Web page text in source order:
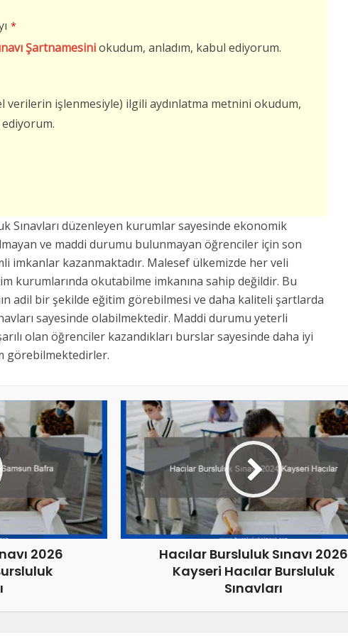
*
Şartnamesiniokudum, anladım, kabul ediyorum.
verilerin işlenmesiyle) ilgili aydınlatma metnini okudum,
Sınavları düzenleyen kurumlar sayesinde ekonomik
ve maddi durumu bulunmayan öğrenciler için son
imkanlar kazanmaktadır. Malesef ülkemizde her veli
kurumlarında okutabilme imkanına sahip değildir. Bu
adil bir şekilde eğitim görebilmesi ve daha kaliteli şartlarda
sayesinde olabilmektedir. Maddi durumu yeterli
olan öğrenciler kazandıkları burslar sayesinde daha iyi
görebilmektedirler.
2026
Hacılar Bursluluk Sınavı 2026
Kayseri Hacılar Bursluluk
Sınavları